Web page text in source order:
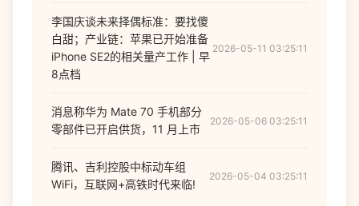
李国庆谈未来择偶标准：要找傻
白甜；产业链：苹果已开始准备
iPhone SE2的相关量产工作 | 早
8点档
2026-05-11 03:25:11
消息称华为 Mate 70 手机部分
零部件已开启供货，11 月上市
2026-05-06 03:25:11
腾讯、吉利控股中标动车组
WiFi，互联网+高铁时代来临!
2026-05-04 03:25:11